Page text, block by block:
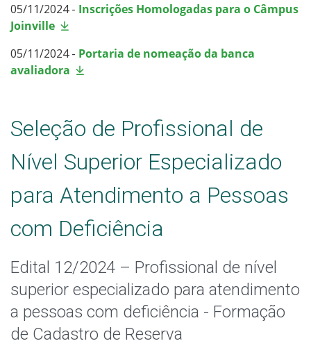
05/11/2024 - Inscrições Homologadas para o Câmpus
Joinville
05/11/2024 - Portaria de nomeação da banca
avaliadora
Seleção de Profissional de
Nível Superior Especializado
para Atendimento a Pessoas
com Deficiência
Edital 12/2024 – Profissional de nível
superior especializado para atendimento
a pessoas com deficiência - Formação
de Cadastro de Reserva